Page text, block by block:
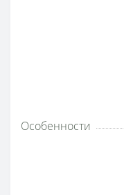
Особенности